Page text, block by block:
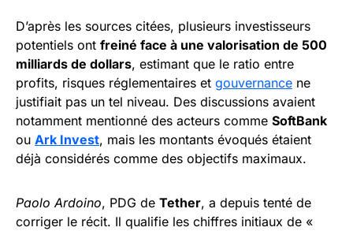
D’après les sources citées, plusieurs investisseurs
potentiels ont freiné face à une valorisation de 500
milliards de dollars, estimant que le ratio entre
profits, risques réglementaires et gouvernance ne
justifiait pas un tel niveau. Des discussions avaient
notamment mentionné des acteurs comme SoftBank
ou Ark Invest, mais les montants évoqués étaient
déjà considérés comme des objectifs maximaux.
Paolo Ardoino, PDG de Tether, a depuis tenté de
corriger le récit. Il qualifie les chiffres initiaux de «